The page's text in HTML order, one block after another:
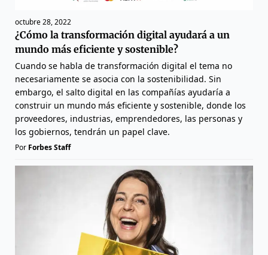
octubre 28, 2022
¿Cómo la transformación digital ayudará a un
mundo más eficiente y sostenible?
Cuando se habla de transformación digital el tema no
necesariamente se asocia con la sostenibilidad. Sin
embargo, el salto digital en las compañías ayudaría a
construir un mundo más eficiente y sostenible, donde los
proveedores, industrias, emprendedores, las personas y
los gobiernos, tendrán un papel clave.
Por Forbes Staff